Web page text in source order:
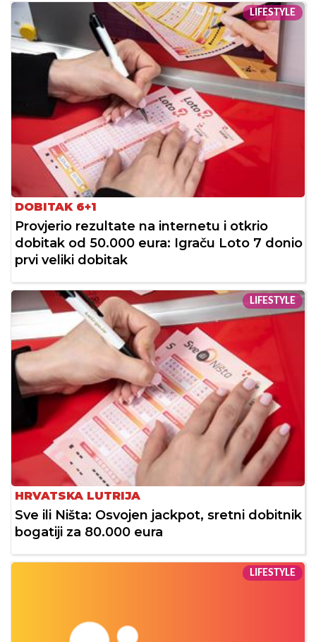
LIFESTYLE
DOBITAK 6+1
Provjerio rezultate na internetu i otkrio
dobitak od 50.000 eura: Igraču Loto 7 donio
prvi veliki dobitak
LIFESTYLE
HRVATSKA LUTRIJA
Sve ili Ništa: Osvojen jackpot, sretni dobitnik
bogatiji za 80.000 eura
LIFESTYLE